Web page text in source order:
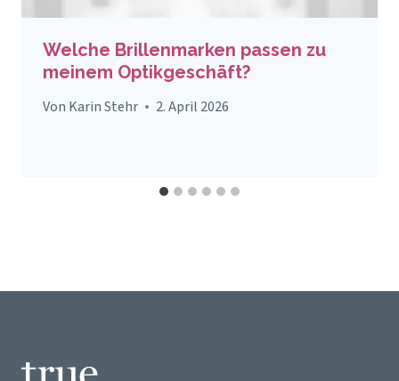
Welche Brillenmarken passen zu
meinem Optikgeschäft?
Von Karin Stehr 2. April 2026